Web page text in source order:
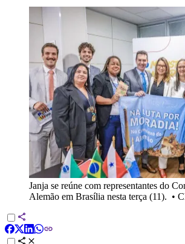
Janja se reúne com representantes do
Alemão em Brasília nesta terça (11). •